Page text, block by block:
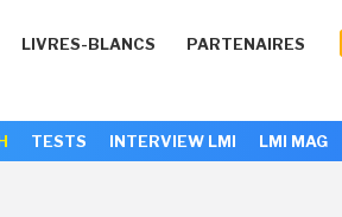
LIVRES-BLANCS PARTENAIRES
TESTS INTERVIEW LMI LMI MAG